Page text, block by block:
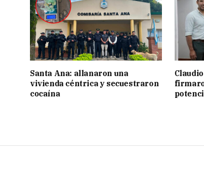
Santa Ana: allanaron una
vivienda céntrica y secuestraron
cocaína